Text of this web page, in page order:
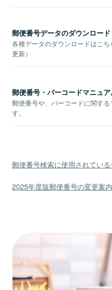
郵便番号データのダウンロード
各種データのダウンロードはこ
更新）
郵便番号・バーコードマニュ
郵便番号や、バーコードに関す
す。
郵便番号検索に使用されてい
2025年度版郵便番号の変更案内